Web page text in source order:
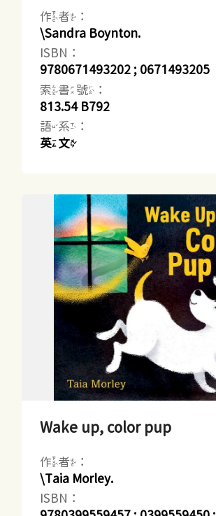
作者：
\Sandra Boynton.
ISBN：
9780671493202 ; 0671493205
索書號：
813.54 B792
語系：
英文
Wake up, color pup
作者：
\Taia Morley.
ISBN：